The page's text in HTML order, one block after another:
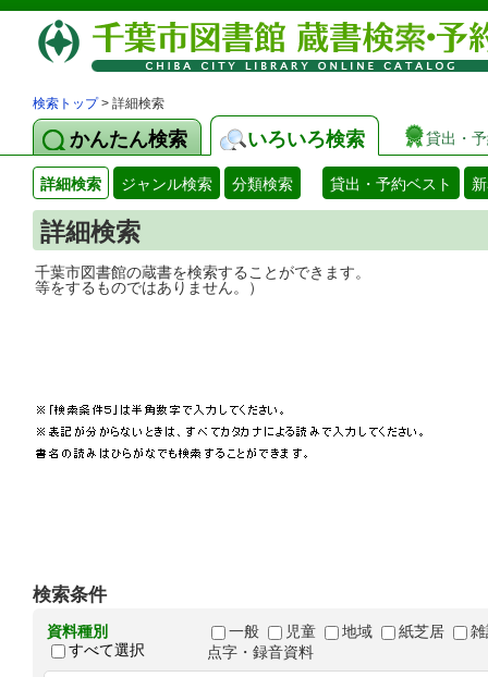
検索トップ> 詳細検索
かんたん検索 いろいろ検索 貸出・
詳細検索 ジャンル検索 分類検索 貸出・予約ベスト
詳細検索
千葉市図書館の蔵書を検索することがで
等をするものではありません。）
検索条件
資料種別
すべて選択
一般 児童 地域 紙芝居
点字・録音資料